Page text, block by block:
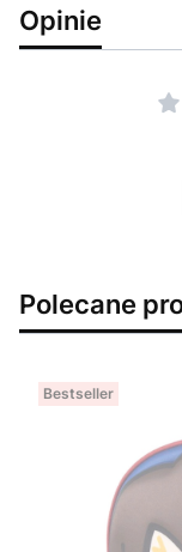
Opinie
Polecane
Bestseller